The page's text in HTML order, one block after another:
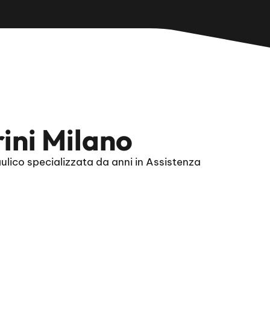
Milano
specializzata da anni in Assistenza